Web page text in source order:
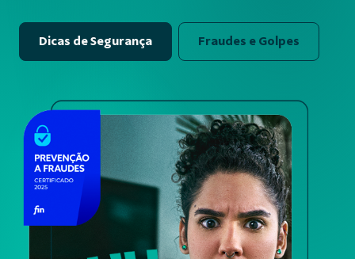
Dicas de Segurança Fraudes e Golpes